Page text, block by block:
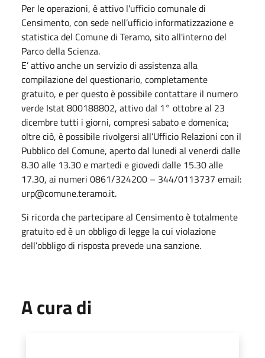
Per le operazioni, è attivo l'ufficio comunale di
Censimento, con sede nell’ufficio informatizzazione e
statistica del Comune di Teramo, sito all'interno del
Parco della Scienza.
E’ attivo anche un servizio di assistenza alla
compilazione del questionario, completamente
gratuito, e per questo è possibile contattare il numero
verde Istat 800188802, attivo dal 1° ottobre al 23
dicembre tutti i giorni, compresi sabato e domenica;
oltre ciò, è possibile rivolgersi all’Ufficio Relazioni con il
Pubblico del Comune, aperto dal lunedi al venerdi dalle
8.30 alle 13.30 e martedi e giovedi dalle 15.30 alle
17.30, ai numeri 0861/324200 – 344/0113737 email:
urp@comune.teramo.it.
Si ricorda che partecipare al Censimento è totalmente
gratuito ed è un obbligo di legge la cui violazione
dell’obbligo di risposta prevede una sanzione.
A cura di